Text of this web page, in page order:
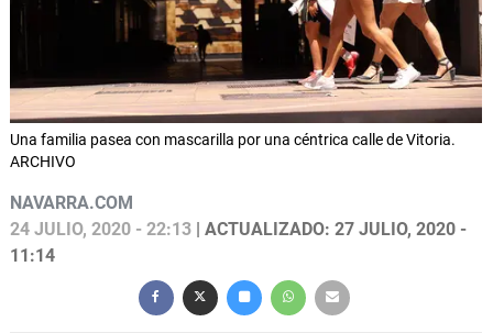
Una familia pasea con mascarilla por una céntrica calle de Vitoria.
ARCHIVO
NAVARRA.COM
24 JULIO, 2020 - 22:13 | ACTUALIZADO: 27 JULIO, 2020 -
11:14